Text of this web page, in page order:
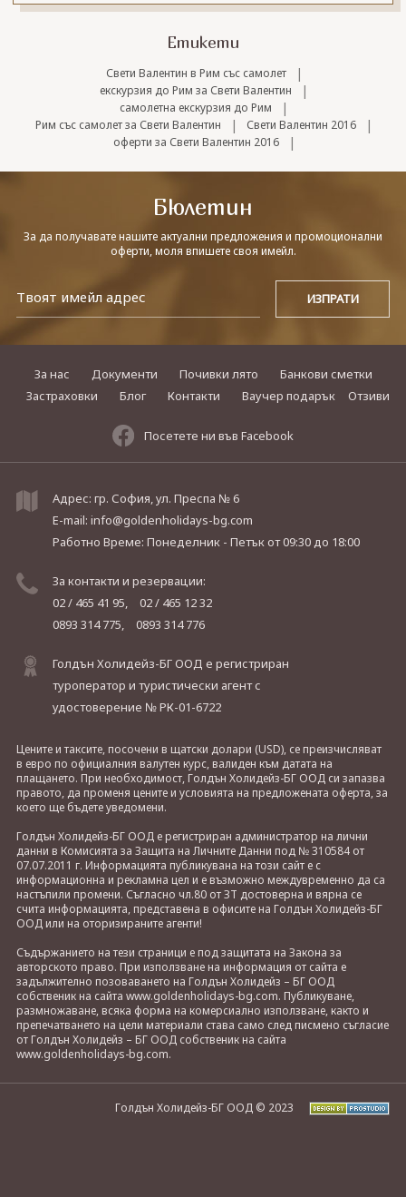
Етикети
Свети Валентин в Рим със самолет |
екскурзия до Рим за Свети Валентин |
самолетна екскурзия до Рим |
Рим със самолет за Свети Валентин | Свети Валентин 2016 |
оферти за Свети Валентин 2016 |
Бюлетин
За да получавате нашите актуални предложения и промоционални
оферти, моля впишете своя имейл.
За нас Документи Почивки лято
Банкови сметки
Застраховки
Блог Контакти Ваучер подарък Отзиви
Посетете ни във Facebook
Адрес: гр. София, ул. Преспа № 6
E-mail: info@goldenholidays-bg.com
Работно Време: Понеделник - Петъкот 09:30 до 18:00
За контакти и резервации:
02 / 465 41 95,
02 / 465 12 32
0893 314 775,
0893 314 776
Голдън Холидейз-БГ ООД е регистриран
туроператор и туристически агент с
удостоверение № РК-01-6722
Цените и таксите, посочени в щатски долари (USD), се преизчисляват
в евро по официалния валутен курс, валиден към датата на
плащането. При необходимост, Голдън Холидейз-БГ ООД си запазва
правото, да променя цените и условията на предложената оферта, за
което ще бъдете уведомени.
Голдън Холидейз-БГ ООД е регистриран администратор на лични
данни в Комисията за Защита на Личните Данни под № 310584 от
07.07.2011 г. Информацията публикувана на този сайт е с
информационна и рекламна цел и е възможно междувременно да са
настъпили промени. Съгласно чл.80 от ЗТ достоверна и вярна се
счита информацията, представена в офисите на Голдън Холидейз-БГ
ООД или на оторизираните агенти!
Съдържанието на тези страници е под защитата на Закона за
авторското право. При използване на информация от сайта е
задължително позоваването на Голдън Холидейз – БГ ООД
собственик на сайта www.goldenholidays-bg.com. Публикуване,
размножаване, всяка форма на комерсиално използване, както и
препечатването на цели материали става само след писмено съгласие
от Голдън Холидейз – БГ ООД собственик на сайта
www.goldenholidays-bg.com.
Голдън Холидейз-БГ ООД © 2023